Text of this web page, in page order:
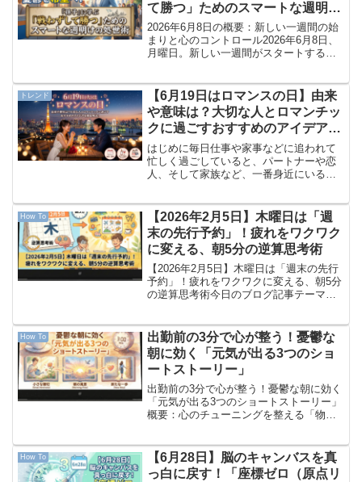
て勝つ」ためのスマートな週明け
の処世術
2026年6月8日の概要：新しい一週間の始
まりと心のコントロール2026年6月8日、
月曜日。新しい一週間がスタートする、
曜日の朝を迎えると、「また長い一週間
が始まってし...
トレンド
【6月19日はロマンスの日】由来
や意味は？大切な人とロマンチッ
クに過ごすおすすめのアイデアを
徹底解説！
はじめに毎日仕事や家事などに追われて
忙しく過ごしていると、パートナーや恋
人、そして家族など、一番身近にいる大
の中でなかなか「いつもありがとう」や
「愛しているよ」と言葉に...
How To
【2026年2月5日】木曜日は「週
末の先行予約」！疲れをワクワク
に変える、朝5分の逆算思考術
【2026年2月5日】木曜日は「週末の先行
予約」！疲れをワクワクに変える、朝5分
の逆算思考術今日のブログ記事テーマ：
朝は今日も冷え込んでいますが、手元の
温かいコー...
How To
出勤前の3分で心が整う！憂鬱な
朝に効く「元気が出る3つのショ
ートストーリー」
出勤前の3分で心が整う！憂鬱な朝に効く
「元気が出る3つのショートストーリー」
概要：心のチューニングを整える「物語
る気がする」「毎日忙しすぎて息切れし
そうだ」。 そんな...
How To
【6月28日】脳のキャンバスを真
っ白に戻す！「座標ゼロ（原点リ